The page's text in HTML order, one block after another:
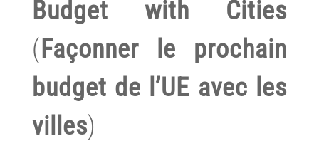
Budget with Cities
( Façonner le prochain
budget de l’UE avec les
villes)